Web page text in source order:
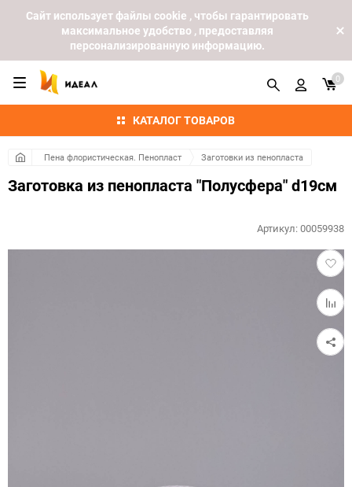
Cайт использует файлы cookie , чтобы гарантировать
максимальное удобство , предоставляя
персонализированную информацию.
КАТАЛОГ ТОВАРОВ
0
Пена флористическая. Пенопласт Заготовки из пенопласта
Заготовка из пенопласта "Полусфера" d19см
в
к
Артикул:00059938